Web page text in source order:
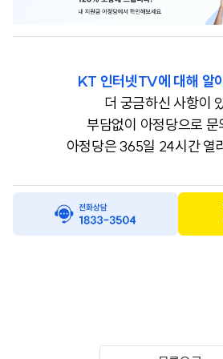
KT 인터넷TV에 대해 알
더 궁금하신 사항이
부담없이 아정당으로 문
아정당은 365일 24시간 열